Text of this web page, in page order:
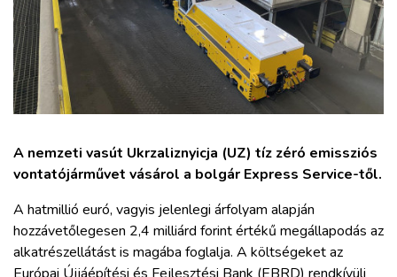
ARCHÍVUM
WEBSHOP
BELÉPÉS
REGISZTRÁCIÓ
A nemzeti vasút Ukrzaliznyicja (UZ) tíz zéró emissziós
vontatójárművet vásárol a bolgár Express Service-től.
A hatmillió euró, vagyis jelenlegi árfolyam alapján
hozzávetőlegesen 2,4 milliárd forint értékű megállapodás az
alkatrészellátást is magába foglalja. A költségeket az